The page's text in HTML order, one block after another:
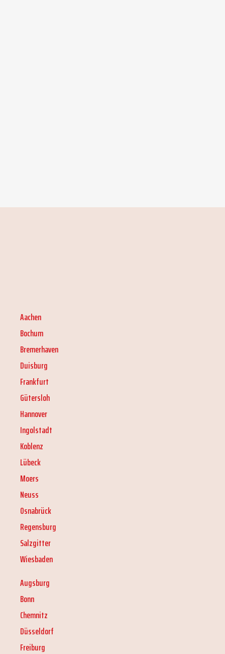
Aachen
Bochum
Bremerhaven
Duisburg
Frankfurt
Gütersloh
Hannover
Ingolstadt
Koblenz
Lübeck
Moers
Neuss
Osnabrück
Regensburg
Salzgitter
Wiesbaden
Augsburg
Bonn
Chemnitz
Düsseldorf
Freiburg